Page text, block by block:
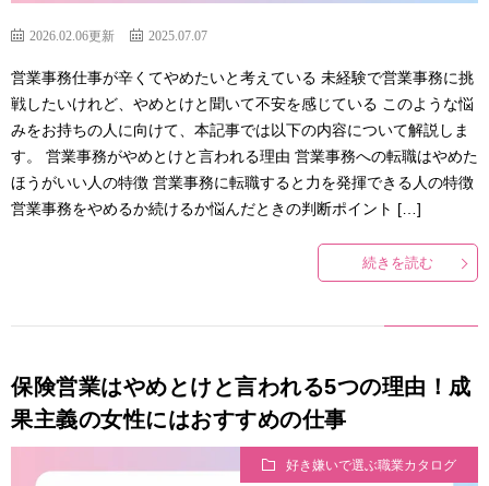
2026.02.06更新 2025.07.07
営業事務仕事が辛くてやめたいと考えている 未経験で営業事務に挑
戦したいけれど、やめとけと聞いて不安を感じている このような悩
みをお持ちの人に向けて、本記事では以下の内容について解説しま
す。 営業事務がやめとけと言われる理由 営業事務への転職はやめた
ほうがいい人の特徴 営業事務に転職すると力を発揮できる人の特徴
営業事務をやめるか続けるか悩んだときの判断ポイント […]
続きを読む
保険営業はやめとけと言われる5つの理由！成
果主義の女性にはおすすめの仕事
好き嫌いで選ぶ職業カタログ